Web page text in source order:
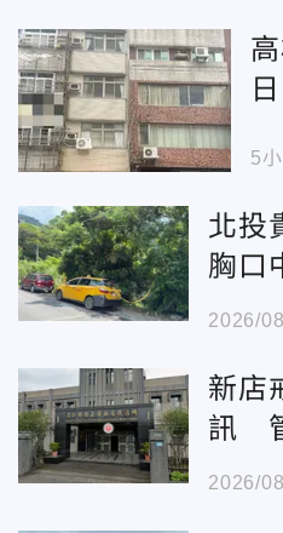
5
北投
胸口
判無
2026/
新店
訊
房內
2026/